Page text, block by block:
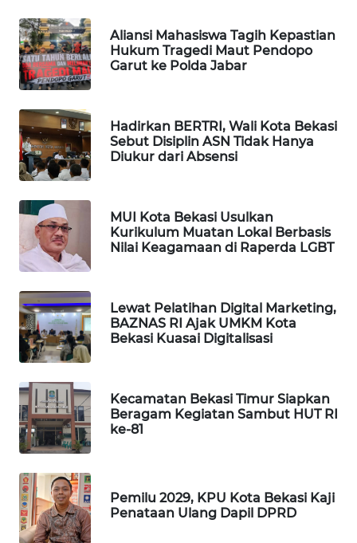
Aliansi Mahasiswa Tagih Kepastian
Hukum Tragedi Maut Pendopo
Garut ke Polda Jabar
Hadirkan BERTRI, Wali Kota Bekasi
Sebut Disiplin ASN Tidak Hanya
Diukur dari Absensi
MUI Kota Bekasi Usulkan
Kurikulum Muatan Lokal Berbasis
Nilai Keagamaan di Raperda LGBT
Lewat Pelatihan Digital Marketing,
BAZNAS RI Ajak UMKM Kota
Bekasi Kuasai Digitalisasi
Kecamatan Bekasi Timur Siapkan
Beragam Kegiatan Sambut HUT RI
ke-81
Pemilu 2029, KPU Kota Bekasi Kaji
Penataan Ulang Dapil DPRD
NEWS
AKHLAK
ID
PERAPKI
NEWS
SONYA
ASA
NEWS